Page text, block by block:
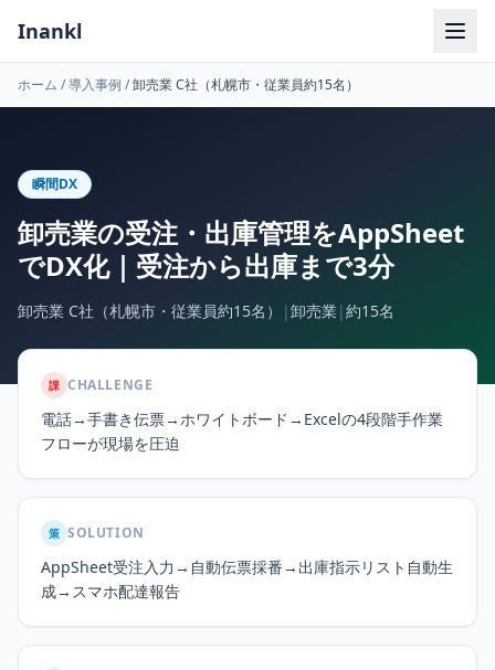
Inankl
ホーム /導入事例 /卸売業 C社（札幌市・従業員約15名）
瞬間DX
卸売業の受注・出庫管理をAppSheet
でDX化｜受注から出庫まで3分
卸売業 C社（札幌市・従業員約15名） |卸売業|約15名
課 CHALLENGE
電話→手書き伝票→ホワイトボード→Excelの4段階手作業
フローが現場を圧迫
策 SOLUTION
AppSheet受注入力→自動伝票採番→出庫指示リスト自動生
成→スマホ配達報告